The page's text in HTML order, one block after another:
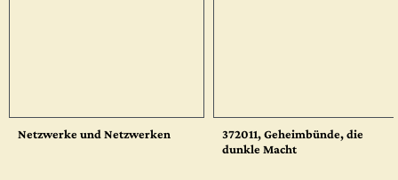
Netzwerke und Netzwerken
372011, Geheimbünde, die
dunkle Macht